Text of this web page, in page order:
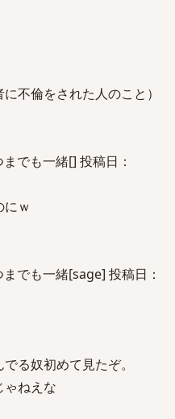
倫をされた人のこと）
でも一緒[] 投稿日：
ｗ
でも一緒[sage] 投稿日：
る奴初めて見たぞ。
ゃねえな